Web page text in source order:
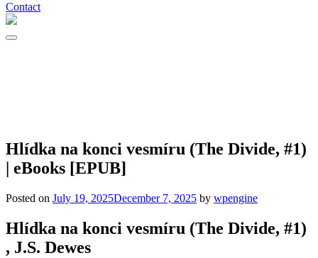
Contact
Hlídka na konci vesmíru (The Divide, #1)
| eBooks [EPUB]
Posted on July 19, 2025December 7, 2025 by wpengine
Hlídka na konci vesmíru (The Divide, #1)
, J.S. Dewes